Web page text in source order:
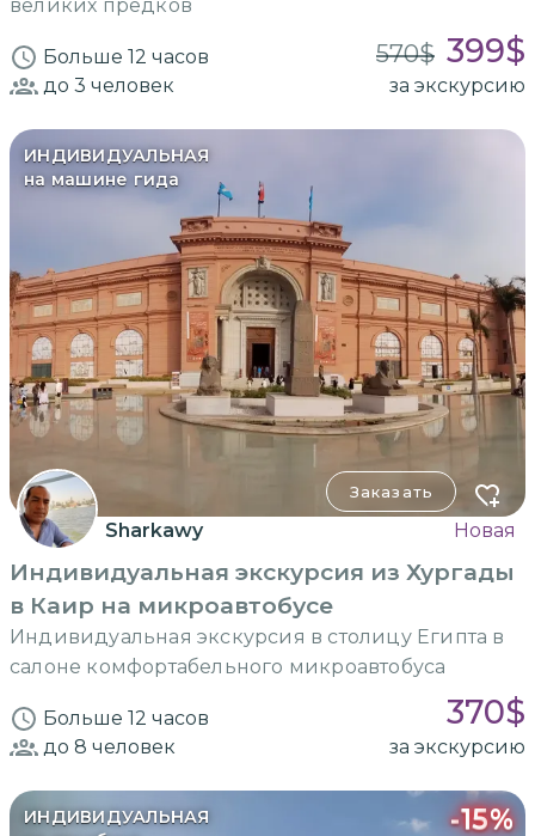
великих предков
Больше 12 часов 570$ 399$
до 3 человек за экскурсию
ИНДИВИДУАЛЬНАЯ
на машине гида
Заказать
Sharkawy Новая
Индивидуальная экскурсия из Хургады
в Каир на микроавтобусе
Индивидуальная экскурсия в столицу Египта в
салоне комфортабельного микроавтобуса
Больше 12 часов 370$
до 8 человек за экскурсию
ИНДИВИДУАЛЬНАЯ
-15%